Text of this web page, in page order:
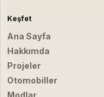
Keşfet
Ana Sayfa
Hakkımda
Projeler
Otomobiller
Modlar